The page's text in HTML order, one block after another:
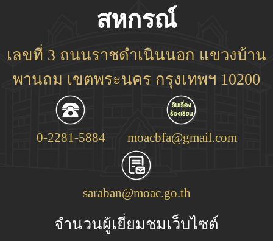
สหกรณ์
เลขที่ 3 ถนนราชดำเนินนอก แขวงบ้าน
พานถม เขตพระนคร กรุงเทพฯ 10200
0-2281-5884 moacbfa@gmail.com
saraban@moac.go.th
จำนวนผู้เยี่ยมชมเว็บไซต์